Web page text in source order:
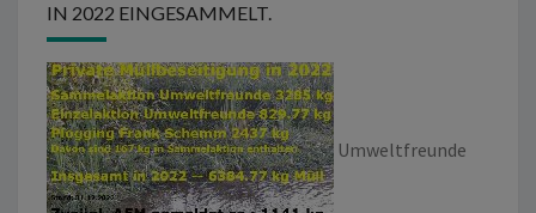
IN 2022 EINGESAMMELT.
Umweltfreunde